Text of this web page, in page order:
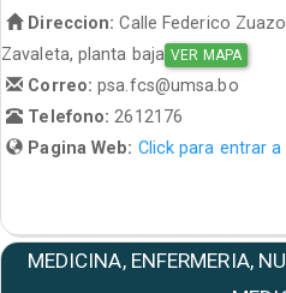
Direccion: Calle Federico
Zavaleta, planta baja VER MAPA
Correo:psa.fcs@umsa.bo
Telefono: 2612176
Pagina Web: Click para entrar a
MEDICINA, ENFERMERIA,